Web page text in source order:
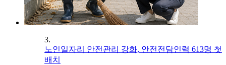
3.
노인일자리 안전관리 강화, 안전전담인력 613명 첫
배치